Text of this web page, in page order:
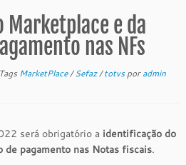
Marketplace e da
nas NFs
Tags MarketPlace/Sefaz/totvsporadmin
será obrigatório a identificação do
de pagamento nas Notas fiscais.